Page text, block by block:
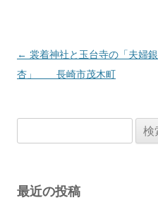
投
稿
ョ
← 裳着神社と玉台寺の「夫婦銀
杏」 長崎市茂木町
索:
最近の投稿